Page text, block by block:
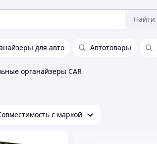
Найти
для авто Автотовары
органайзеры CAR
с маркой